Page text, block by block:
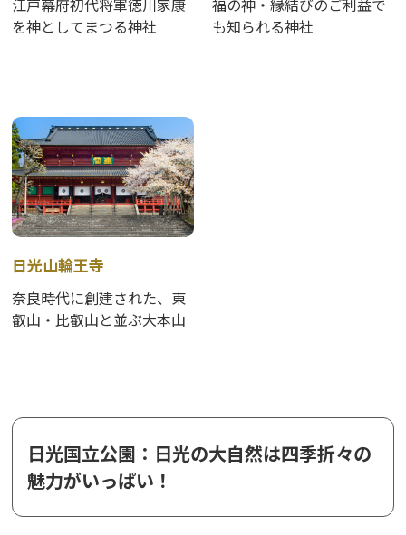
江戸幕府初代将軍徳川家康
を神としてまつる神社
福の神・縁結びのご利益で
も知られる神社
日光山輪王寺
奈良時代に創建された、東
叡山・比叡山と並ぶ大本山
日光国立公園：日光の大自然は四季折々の
魅力がいっぱい！